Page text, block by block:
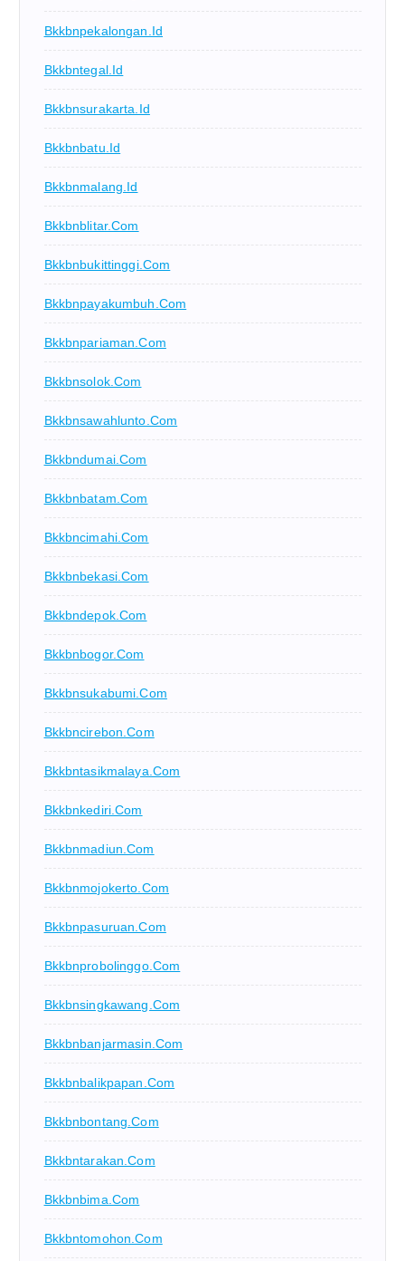
Bkkbnpekalongan.id
Bkkbntegal.id
Bkkbnsurakarta.id
Bkkbnbatu.id
Bkkbnmalang.id
Bkkbnblitar.com
Bkkbnbukittinggi.com
Bkkbnpayakumbuh.com
Bkkbnpariaman.com
Bkkbnsolok.com
Bkkbnsawahlunto.com
Bkkbndumai.com
Bkkbnbatam.com
Bkkbncimahi.com
Bkkbnbekasi.com
Bkkbndepok.com
Bkkbnbogor.com
Bkkbnsukabumi.com
Bkkbncirebon.com
Bkkbntasikmalaya.com
Bkkbnkediri.com
Bkkbnmadiun.com
Bkkbnmojokerto.com
Bkkbnpasuruan.com
Bkkbnprobolinggo.com
Bkkbnsingkawang.com
Bkkbnbanjarmasin.com
Bkkbnbalikpapan.com
Bkkbnbontang.com
Bkkbntarakan.com
Bkkbnbima.com
Bkkbntomohon.com